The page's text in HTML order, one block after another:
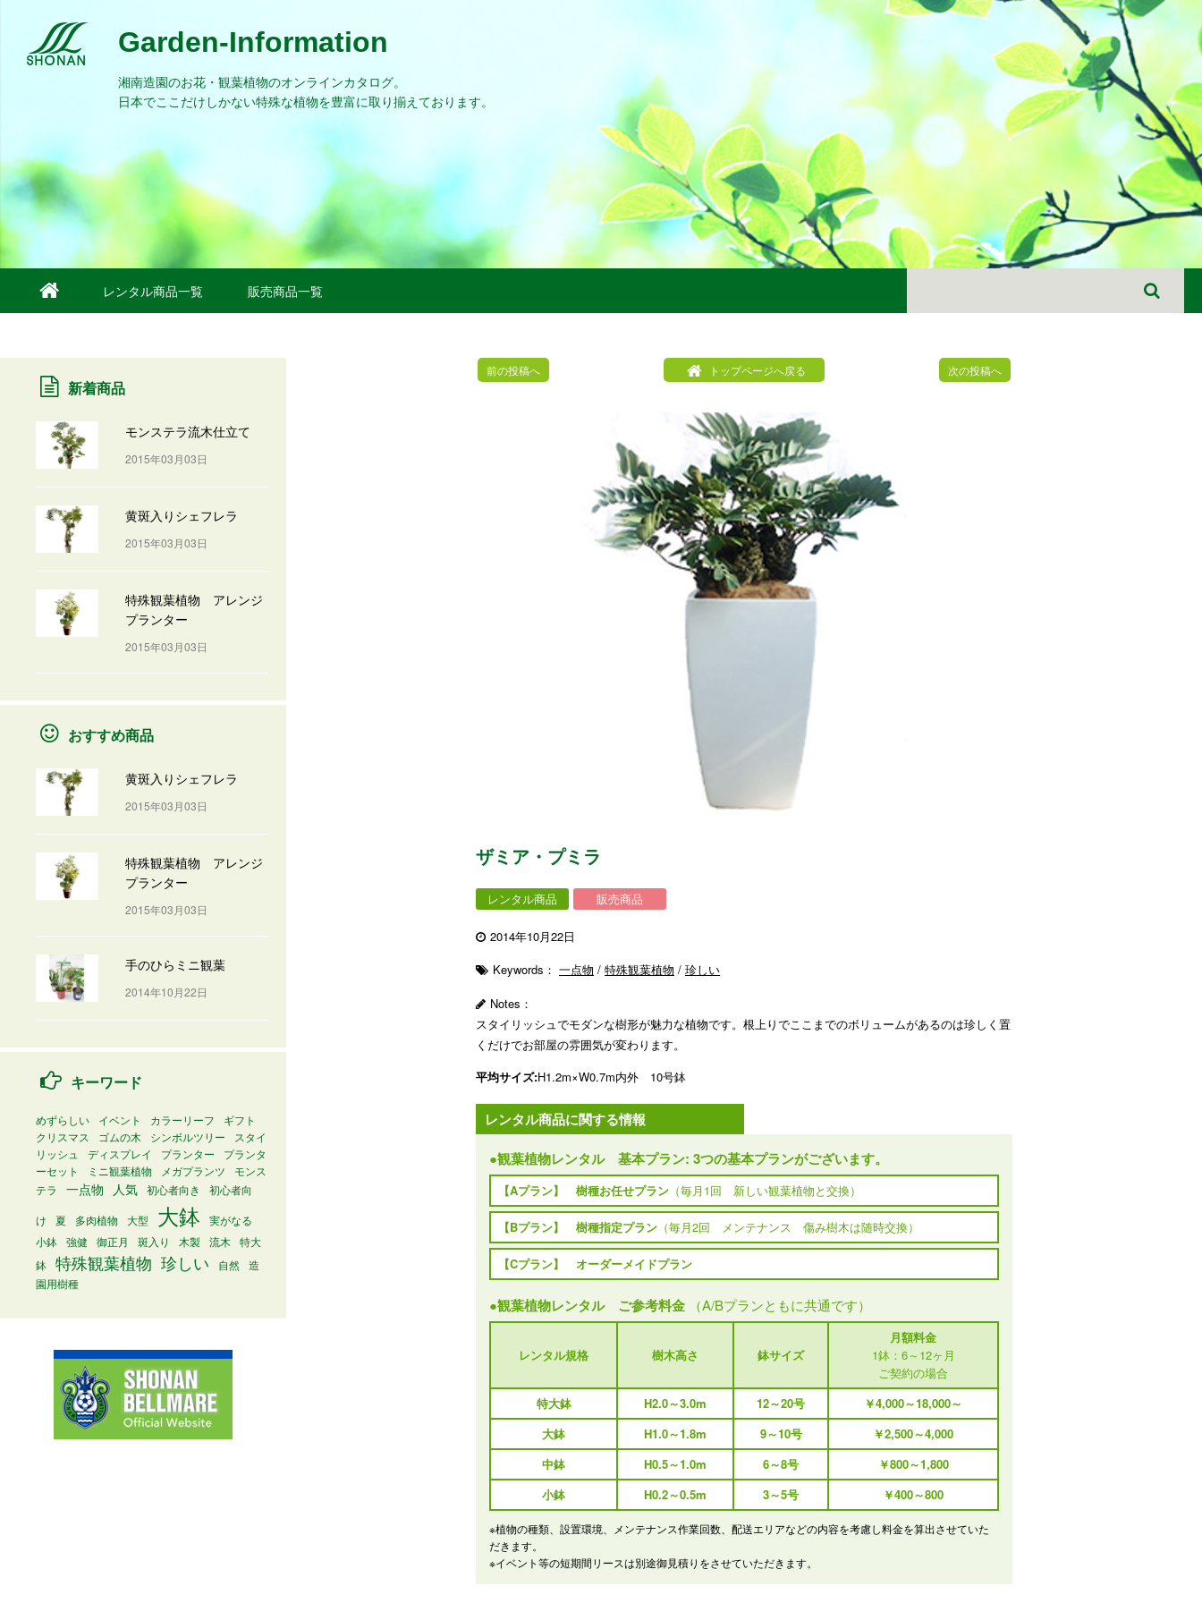
Garden-Information
湘南造園のお花・観葉植物のオンラインカタログ。
日本でここだけしかない特殊な植物を豊富に取り揃えております。
レンタル商品一覧 販売商品一覧
前の投稿へ トップページへ戻る 次の投稿へ
ザミア・プミラ
レンタル商品 販売商品
2014年10月22日
Keywords： 一点物 / 特殊観葉植物 / 珍しい
Notes：
スタイリッシュでモダンな樹形が魅力な植物です。根上りでここまでのボリュームがあるのは珍しく置
くだけでお部屋の雰囲気が変わります。
平均サイズ:H1.2m×W0.7m内外 10号鉢
レンタル商品に関する情報
●観葉植物レンタル 基本プラン: 3つの基本プランがございます。
【Aプラン】 樹種お任せプラン （毎月1回 新しい観葉植物と交換）
【Bプラン】 樹種指定プラン （毎月2回 メンテナンス 傷み樹木は随時交換）
【Cプラン】 オーダーメイドプラン
●観葉植物レンタル ご参考料金 （A/Bプランともに共通です）
レンタル規格 樹木高さ 鉢サイズ
月額料金
1鉢：6～12ヶ月
ご契約の場合
特大鉢
H2.0～3.0m 12～20号
￥4,000～18,000～
大鉢
H1.0～1.8m 9～10号
￥2,500～4,000
中鉢
H0.5～1.0m 6～8号
￥800～1,800
小鉢
H0.2～0.5m 3～5号 ￥400～800
※植物の種類、設置環境、メンテナンス作業回数、配送エリアなどの内容を考慮し料金を算出させていた
だきます。
※イベント等の短期間リースは別途御見積りをさせていただきます。
新着商品
モンステラ流木仕立て
2015年03月03日
黄斑入りシェフレラ
2015年03月03日
特殊観葉植物 アレンジ
プランター
2015年03月03日
おすすめ商品
黄斑入りシェフレラ
2015年03月03日
特殊観葉植物 アレンジ
プランター
2015年03月03日
手のひらミニ観葉
2014年10月22日
キーワード
めずらしい イベント カラーリーフ
ギフト
クリスマス
ゴムの木 シンボルツリー
スタイ
リッシュ
ディスプレイ プランター
プランタ
ーセット
ミニ観葉植物 メガプランツ
モンス
テラ
一点物 人気 初心者向き
初心者向
け
夏 多肉植物 大型 大鉢
実がなる
小鉢 強健 御正月 斑入り 木製 流木
特大
鉢 特殊観葉植物 珍しい 自然 造
園用樹種